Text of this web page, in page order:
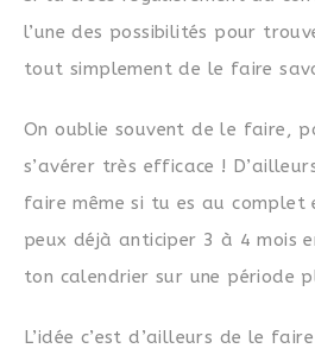
l’une des possibilités pour
tout simplement de le faire
On oublie souvent de le faire,
s’avérer très efficace !
faire même si tu es au complet
peux déjà anticiper 3 à 4 mois
ton calendrier sur une période
L’idée c’est d’ailleurs de le